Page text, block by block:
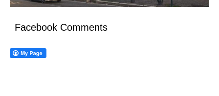
Facebook Comments